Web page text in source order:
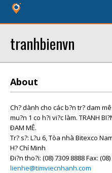
tranhbienvn
About
Ch? dành cho các b?n tr? dam
mu?n 1 co h?i vi?c làm. TRANH
ÐAM MÊ.
Tr? s?: L?u 6, Tòa nhà Bitexco
H? Chí Minh
Ði?n tho?i: (08) 7309 8888 Fax:
lienhe@timviecnhanh.com